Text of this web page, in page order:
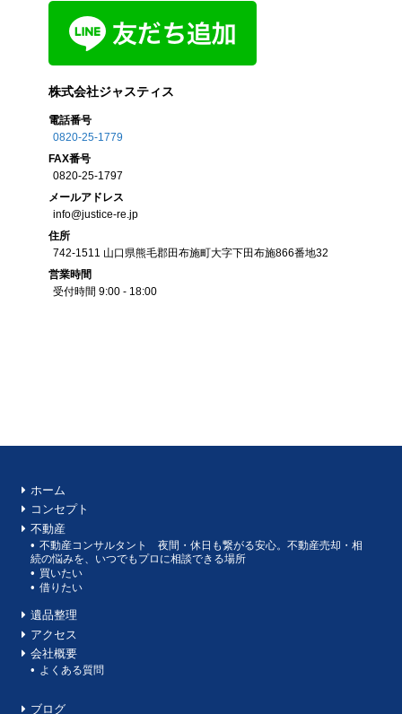
株式会社ジャスティス
電話番号
0820-25-1779
FAX番号
0820-25-1797
メールアドレス
info@justice-re.jp
住所
742-1511 山口県熊毛郡田布施町大字下田布施866番地32
営業時間
受付時間 9:00 - 18:00
ホーム
コンセプト
不動産
不動産コンサルタント 夜間・休日も繋がる安心。不動産売却・相
続の悩みを、いつでもプロに相談できる場所
買いたい
借りたい
遺品整理
アクセス
会社概要
よくある質問
ブログ